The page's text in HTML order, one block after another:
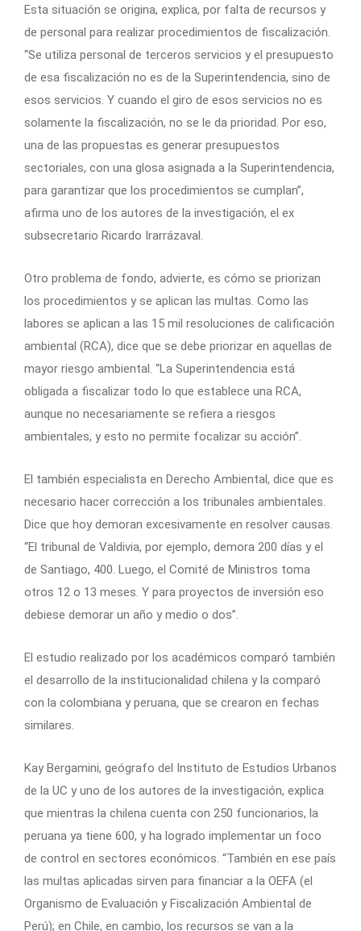
Esta situación se origina, explica, por falta de recursos y
de personal para realizar procedimientos de fiscalización.
“Se utiliza personal de terceros servicios y el presupuesto
de esa fiscalización no es de la Superintendencia, sino de
esos servicios. Y cuando el giro de esos servicios no es
solamente la fiscalización, no se le da prioridad. Por eso,
una de las propuestas es generar presupuestos
sectoriales, con una glosa asignada a la Superintendencia,
para garantizar que los procedimientos se cumplan”,
afirma uno de los autores de la investigación, el ex
subsecretario Ricardo Irarrázaval.
Otro problema de fondo, advierte, es cómo se priorizan
los procedimientos y se aplican las multas. Como las
labores se aplican a las 15 mil resoluciones de calificación
ambiental (RCA), dice que se debe priorizar en aquellas de
mayor riesgo ambiental. “La Superintendencia está
obligada a fiscalizar todo lo que establece una RCA,
aunque no necesariamente se refiera a riesgos
ambientales, y esto no permite focalizar su acción”.
El también especialista en Derecho Ambiental, dice que es
necesario hacer corrección a los tribunales ambientales.
Dice que hoy demoran excesivamente en resolver causas.
“El tribunal de Valdivia, por ejemplo, demora 200 días y el
de Santiago, 400. Luego, el Comité de Ministros toma
otros 12 o 13 meses. Y para proyectos de inversión eso
debiese demorar un año y medio o dos”.
El estudio realizado por los académicos comparó también
el desarrollo de la institucionalidad chilena y la comparó
con la colombiana y peruana, que se crearon en fechas
similares.
Kay Bergamini, geógrafo del Instituto de Estudios Urbanos
de la UC y uno de los autores de la investigación, explica
que mientras la chilena cuenta con 250 funcionarios, la
peruana ya tiene 600, y ha logrado implementar un foco
de control en sectores económicos. “También en ese país
las multas aplicadas sirven para financiar a la OEFA (el
Organismo de Evaluación y Fiscalización Ambiental de
Perú); en Chile, en cambio, los recursos se van a la